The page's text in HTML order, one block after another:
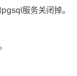
服务关闭掉。